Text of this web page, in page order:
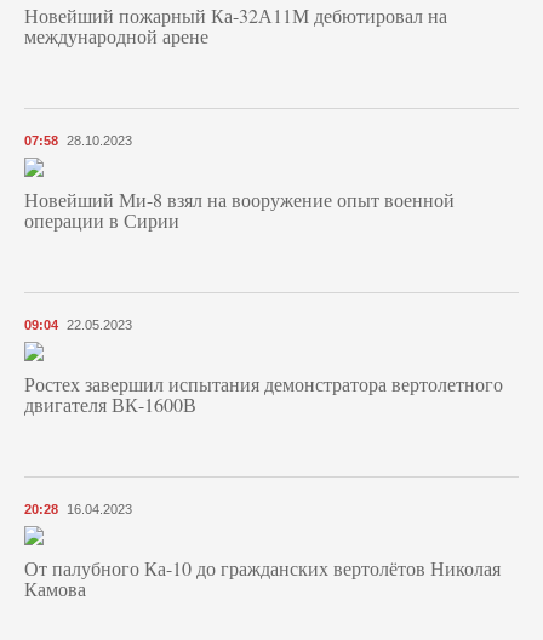
Новейший пожарный Ка-32А11М дебютировал на
международной арене
07:58 28.10.2023
Новейший Ми-8 взял на вооружение опыт военной
операции в Сирии
09:04 22.05.2023
Ростех завершил испытания демонстратора вертолетного
двигателя ВК-1600В
20:28 16.04.2023
От палубного Ка-10 до гражданских вертолётов Николая
Камова